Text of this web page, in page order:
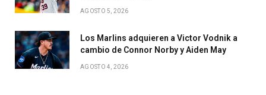
AGOSTO 5, 2026
Los Marlins adquieren a Victor Vodnik a
cambio de Connor Norby y Aiden May
AGOSTO 4, 2026